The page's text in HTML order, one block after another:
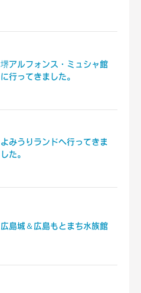
堺アルフォンス・ミュシャ館
に行ってきました。
よみうりランドへ行ってきま
した。
広島城＆広島もとまち水族館